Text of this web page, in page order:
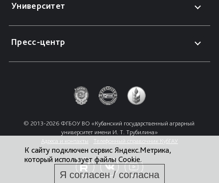
Университет
Пресс-центр
© 2013-2026 ФГБОУ ВО «Кубанский государственный аграрный
университет имени И. Т. Трубилина»
Адреса и контакты
Телефонный справочник КубГАУ
К сайту подключен сервис Яндекс.Метрика,
который использует файлы Cookie.
Я согласен / согласна